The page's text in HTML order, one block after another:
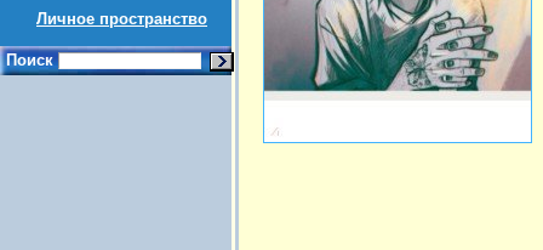
Личное пространство
Поиск